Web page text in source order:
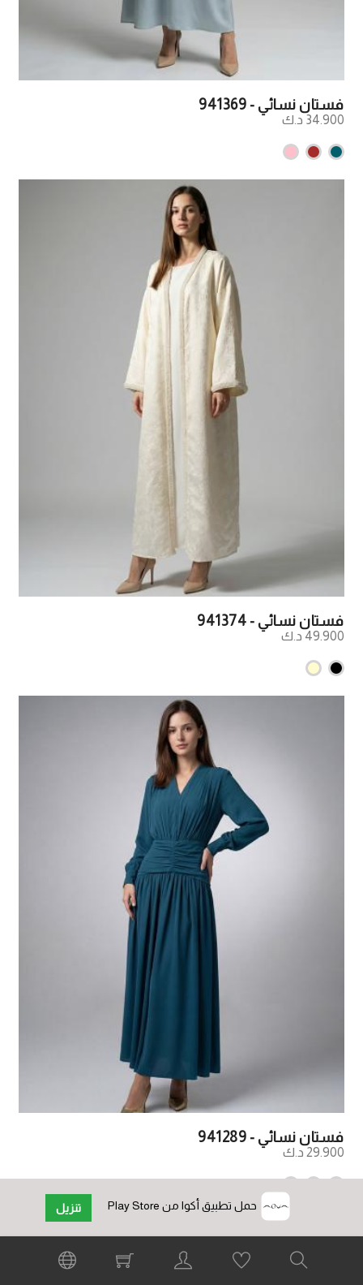
فستان نسائي - 941369
34.900 د.ك
فستان نسائي - 941374
49.900 د.ك
فستان نسائي - 941289
29.900 د.ك
حمل تطبيق أكوا من Play Store
تنزيل